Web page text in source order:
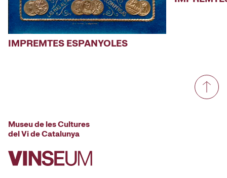
IMPREMTES ESPANYOLES
Museu de les Cultures
del Vi de Catalunya